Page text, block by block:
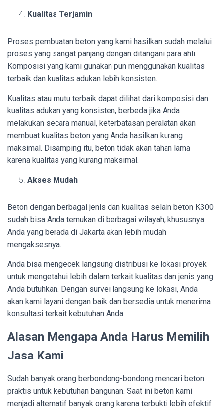
Kualitas Terjamin
Proses pembuatan beton yang kami hasilkan sudah melalui
proses yang sangat panjang dengan ditangani para ahli.
Komposisi yang kami gunakan pun menggunakan kualitas
terbaik dan kualitas adukan lebih konsisten.
Kualitas atau mutu terbaik dapat dilihat dari komposisi dan
kualitas adukan yang konsisten, berbeda jika Anda
melakukan secara manual, keterbatasan peralatan akan
membuat kualitas beton yang Anda hasilkan kurang
maksimal. Disamping itu, beton tidak akan tahan lama
karena kualitas yang kurang maksimal.
Akses Mudah
Beton dengan berbagai jenis dan kualitas selain beton K300
sudah bisa Anda temukan di berbagai wilayah, khususnya
Anda yang berada di Jakarta akan lebih mudah
mengaksesnya.
Anda bisa mengecek langsung distribusi ke lokasi proyek
untuk mengetahui lebih dalam terkait kualitas dan jenis yang
Anda butuhkan. Dengan survei langsung ke lokasi, Anda
akan kami layani dengan baik dan bersedia untuk menerima
konsultasi terkait kebutuhan Anda.
Alasan Mengapa Anda Harus Memilih
Jasa Kami
Sudah banyak orang berbondong-bondong mencari beton
praktis untuk kebutuhan bangunan. Saat ini beton kami
menjadi alternatif banyak orang karena terbukti lebih efektif